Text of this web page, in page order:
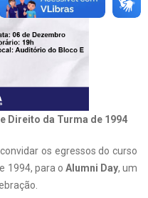
Direito da Turma de 1994
os egressos do curso
1994, para o Alumni Day, um